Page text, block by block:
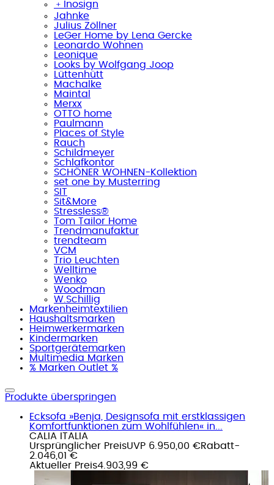
﹢
Inosign
Jahnke
Julius Zöllner
LeGer Home by Lena Gercke
Leonardo Wohnen
Leonique
Looks by Wolfgang Joop
Lüttenhütt
Machalke
Maintal
Merxx
OTTO home
Paulmann
Places of Style
Rauch
Schildmeyer
Schlafkontor
SCHÖNER WOHNEN-Kollektion
set one by Musterring
SIT
Sit&More
Stressless®
Tom Tailor Home
Trendmanufaktur
trendteam
VCM
Trio Leuchten
Welltime
Wenko
Woodman
W.Schillig
Markenheimtextilien
Haushaltsmarken
Heimwerkermarken
Kindermarken
Sportgerätemarken
Multimedia Marken
% Marken Outlet %
Produkte überspringen
Ecksofa »Benja, Designsofa mit erstklassigen
Komfortfunktionen zum Wohlfühlen« in...
CALIA ITALIA
Ursprünglicher PreisUVP 6.950,00 €Rabatt-
2.046,01 €
Aktueller Preis4.903,99 €